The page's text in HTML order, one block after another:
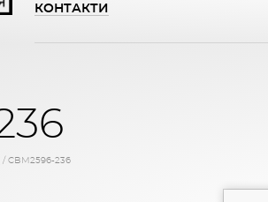
КОНТАКТИ
/ CBM2596-236